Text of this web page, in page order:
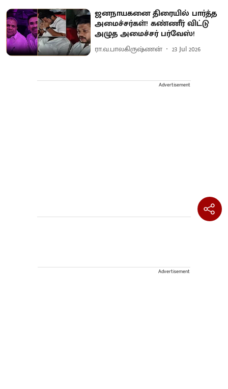
ஜனநாயகனை திரையில் பார்த்த
அமைச்சர்கள்! கண்ணீர் விட்டு
அழுத அமைச்சர் பர்வேஸ்!
ரா.வ.பாலகிருஷ்ணன் 23 Jul 2026
Advertisement
Advertisement